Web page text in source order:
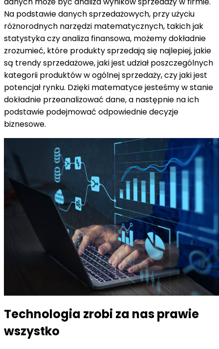
Na podstawie danych sprzedażowych, przy użyciu
różnorodnych narzędzi matematycznych, takich jak
statystyka czy analiza finansowa, możemy dokładnie
zrozumieć, które produkty sprzedają się najlepiej, jakie
są trendy sprzedażowe, jaki jest udział poszczególnych
kategorii produktów w ogólnej sprzedaży, czy jaki jest
potencjał rynku. Dzięki matematyce jesteśmy w stanie
dokładnie przeanalizować dane, a następnie na ich
podstawie podejmować odpowiednie decyzje
biznesowe.
Technologia zrobi za nas prawie
wszystko